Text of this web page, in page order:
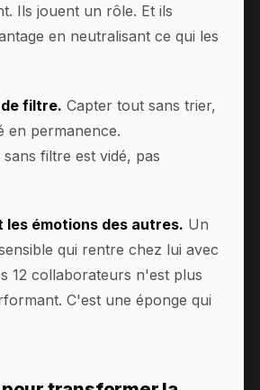
Ils jouent un rôle. Et ils
en neutralisant ce qui les
filtre. Capter tout sans trier,
en permanence.
filtre est vidé, pas
les émotions des autres. Un
qui rentre chez lui avec
12 collaborateurs n'est plus
C'est une éponge qui